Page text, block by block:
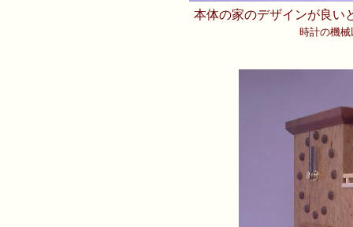
本体の家のデザインが良い
時計の機